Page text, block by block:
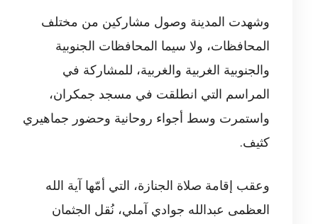
وشهدت المدينة وصول مشاركين من مختلف
المحافظات، ولا سيما المحافظات الجنوبية
والجنوبية الغربية والغربية، للمشاركة في
المراسم التي انطلقت في مسجد جمكران،
واستمرت وسط أجواء روحانية وحضور جماهيري
كثيف.
وعقب إقامة صلاة الجنازة، التي أمّها آية الله
العظمى عبدالله جوادي آملي، نُقل الجثمان